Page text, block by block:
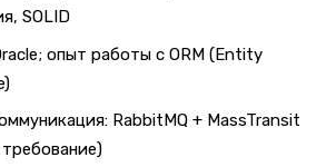
SOLID
опыт работы с ORM (Entity
RabbitMQ + MassTransit